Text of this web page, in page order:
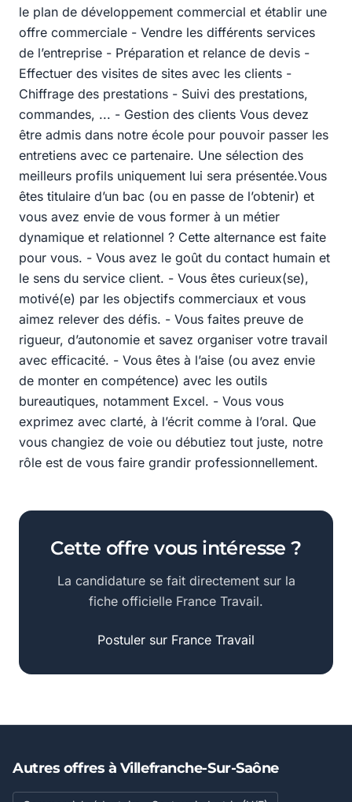
le plan de développement commercial et établir une
offre commerciale - Vendre les différents services
de l’entreprise - Préparation et relance de devis -
Effectuer des visites de sites avec les clients -
Chiffrage des prestations - Suivi des prestations,
commandes, ... - Gestion des clients Vous devez
être admis dans notre école pour pouvoir passer les
entretiens avec ce partenaire. Une sélection des
meilleurs profils uniquement lui sera présentée.Vous
êtes titulaire d’un bac (ou en passe de l’obtenir) et
vous avez envie de vous former à un métier
dynamique et relationnel ? Cette alternance est faite
pour vous. - Vous avez le goût du contact humain et
le sens du service client. - Vous êtes curieux(se),
motivé(e) par les objectifs commerciaux et vous
aimez relever des défis. - Vous faites preuve de
rigueur, d’autonomie et savez organiser votre travail
avec efficacité. - Vous êtes à l’aise (ou avez envie
de monter en compétence) avec les outils
bureautiques, notamment Excel. - Vous vous
exprimez avec clarté, à l’écrit comme à l’oral. Que
vous changiez de voie ou débutiez tout juste, notre
rôle est de vous faire grandir professionnellement.
Cette offre vous intéresse ?
La candidature se fait directement sur la
fiche officielle France Travail.
Postuler sur France Travail
Autres offres à Villefranche-Sur-Saône